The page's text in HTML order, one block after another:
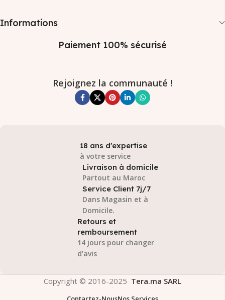
Informations
Paiement 100% sécurisé
Rejoignez la communauté !
18 ans d'expertise
à votre service
Livraison à domicile
Partout au Maroc
Service Client 7j/7
Dans Magasin et à
Domicile.
Retours et
remboursement
14 jours pour changer
d’avis
Copyright © 2016-2025 Tera.ma SARL